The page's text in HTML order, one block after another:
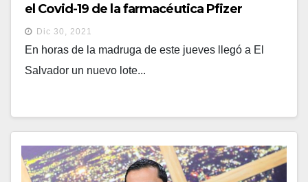
el Covid-19 de la farmacéutica Pfizer
Dic 30, 2021
En horas de la madruga de este jueves llegó a El
Salvador un nuevo lote...